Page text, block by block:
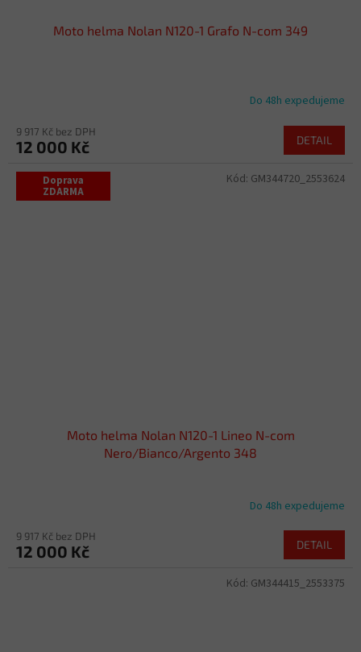
Moto helma Nolan N120-1 Grafo N-com 349
Do 48h expedujeme
9 917 Kč bez DPH
12 000 Kč DETAIL
Doprava
ZDARMA
Moto helma Nolan N120-1 Lineo N-com
Nero/Bianco/Argento 348
Do 48h expedujeme
9 917 Kč bez DPH
12 000 Kč DETAIL
Kód: GM344720_2553624
Kód: GM344415_2553375